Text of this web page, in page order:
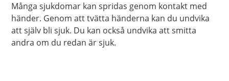
Många sjukdomar kan spridas genom kontakt med
händer. Genom att tvätta händerna kan du undvika
att själv bli sjuk. Du kan också undvika att smitta
andra om du redan är sjuk.